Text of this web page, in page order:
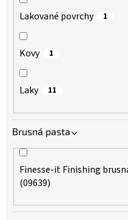
Lakované povrchy 1
Kovy 1
Laky 11
Brusná pasta
Finesse-it Finishing
(09639)